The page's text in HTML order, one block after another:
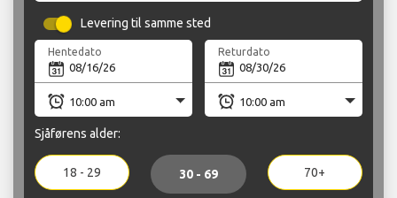
Levering til samme sted
Hentedato Returdato
Sjåførens alder:
18 - 29 30 - 69 70+